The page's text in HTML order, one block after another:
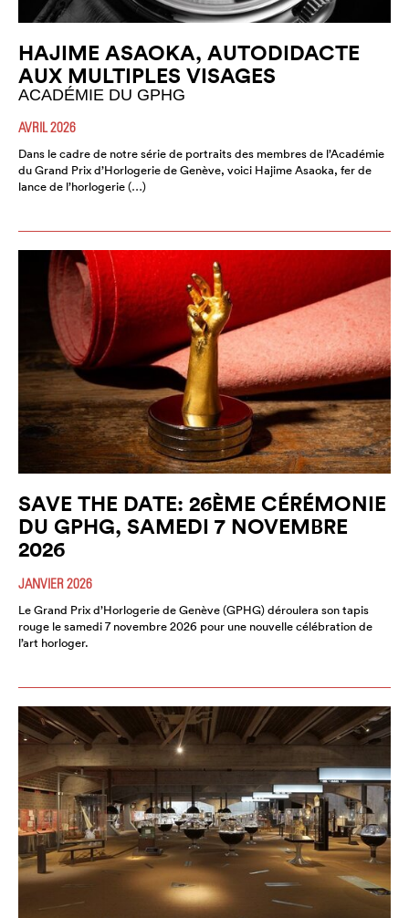
HAJIME ASAOKA, AUTODIDACTE
AUX MULTIPLES VISAGES
ACADÉMIE DU GPHG
AVRIL 2026
Dans le cadre de notre série de portraits des membres de l’Académie
du Grand Prix d’Horlogerie de Genève, voici Hajime Asaoka, fer de
lance de l’horlogerie (…)
SAVE THE DATE: 26ÈME CÉRÉMONIE
DU GPHG, SAMEDI 7 NOVEMBRE
2026
JANVIER 2026
Le Grand Prix d’Horlogerie de Genève (GPHG) déroulera son tapis
rouge le samedi 7 novembre 2026 pour une nouvelle célébration de
l’art horloger.